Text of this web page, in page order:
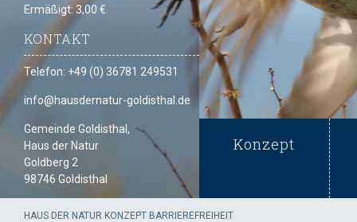
Ermäßigt: 3,00 €
KONTAKT
Telefon: +49 (0) 36781 249531
info@hausdernatur-goldisthal.de
Gemeinde Goldisthal,
Haus der Natur
Goldberg 2
98746 Goldisthal
Konzept
HAUS DER NATUR KONZEPT BARRIEREFREIHEIT